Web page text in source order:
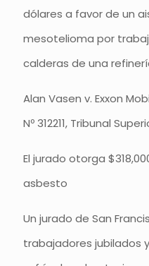
dólares a favor de un
mesotelioma por
calderas de una
Alan Vasen v. Exxon
Nº 312211, Tribunal
El jurado otorga
asbesto
Un jurado de San
trabajadores jubilados